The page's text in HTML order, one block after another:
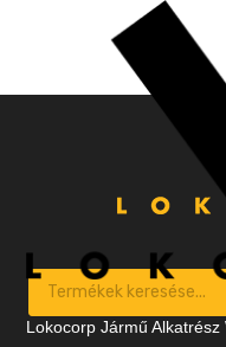
Products search
Lokocorp Jármű Alkatrész